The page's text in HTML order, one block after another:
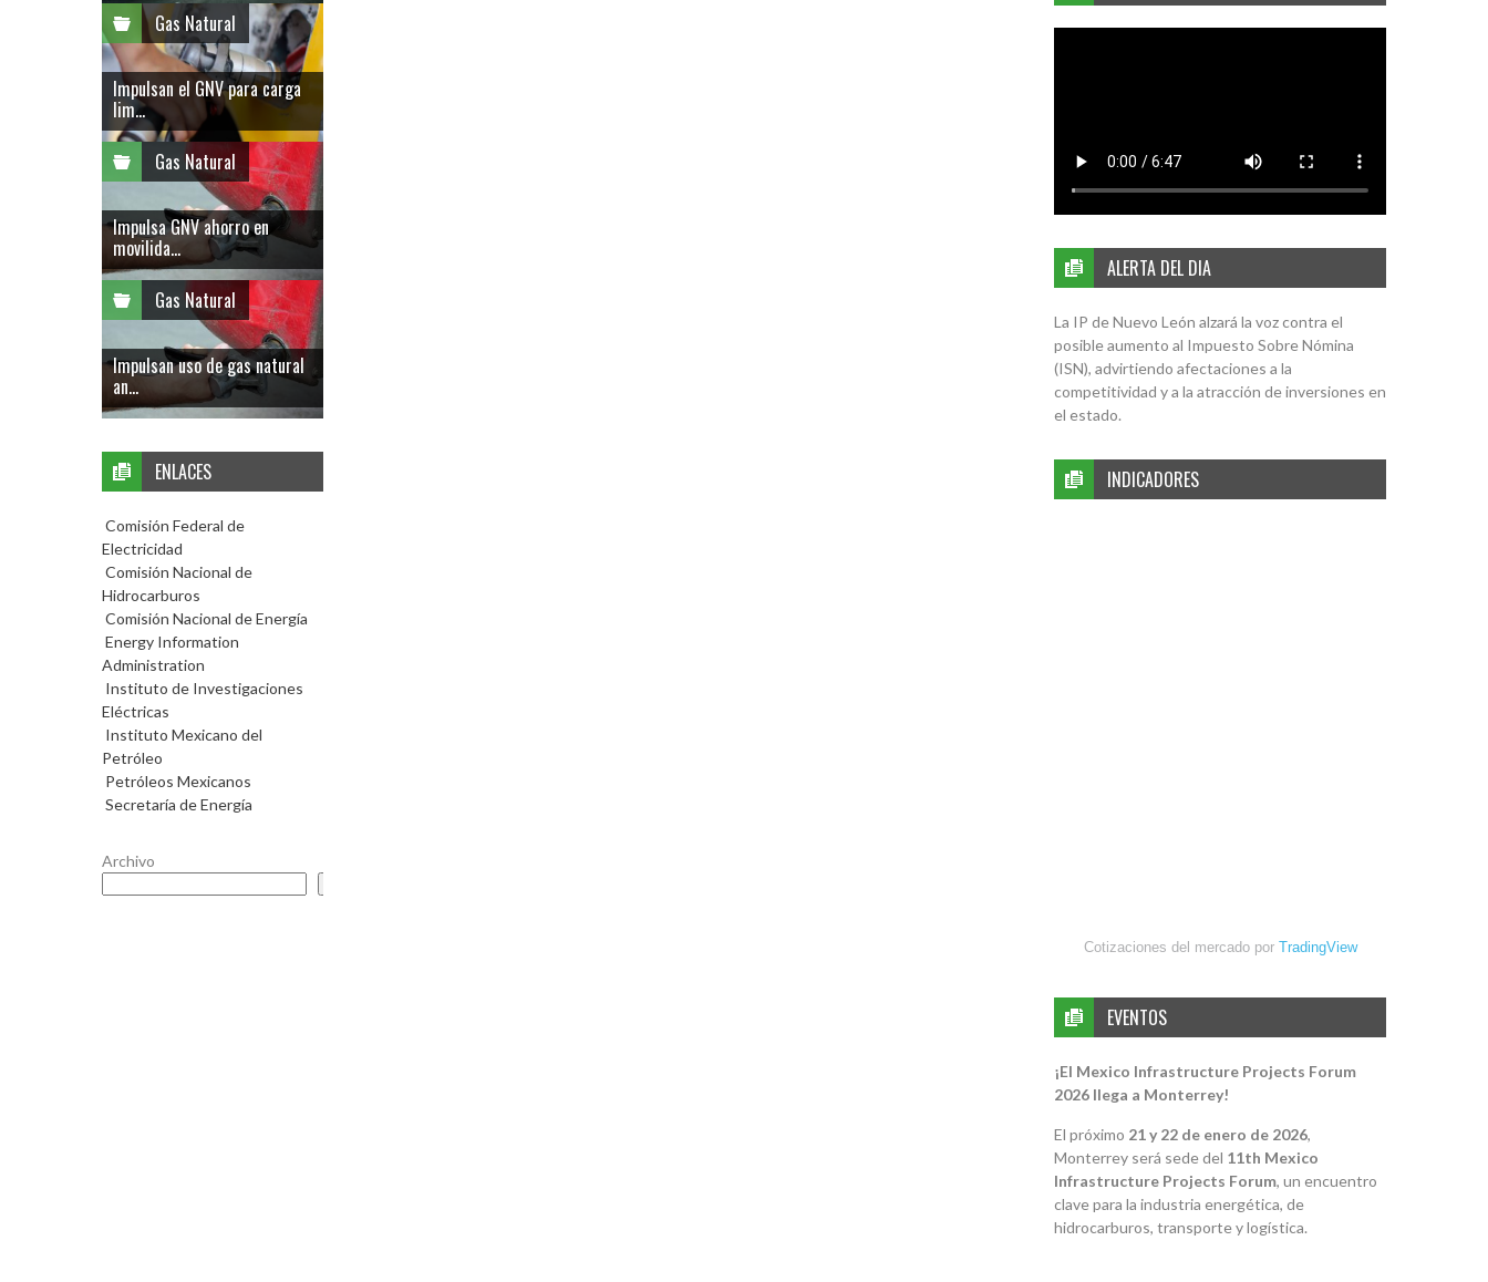
ALERTA DEL DIA
La IP de Nuevo León alzará la voz contra el
posible aumento al Impuesto Sobre Nómina
(ISN), advirtiendo afectaciones a la
competitividad y a la atracción de inversiones en
el estado.
INDICADORES
Cotizaciones del mercado por TradingView
EVENTOS
¡El Mexico Infrastructure Projects Forum
2026 llega a Monterrey!
El próximo 21 y 22 de enero de 2026,
Monterrey será sede del 11th Mexico
Infrastructure Projects Forum, un encuentro
clave para la industria energética, de
hidrocarburos, transporte y logística.
Gas Natural
Impulsan el GNV para carga
lim...
Gas Natural
Impulsa GNV ahorro en
movilida...
Gas Natural
Impulsan uso de gas natural
an...
ENLACES
Comisión Federal de
Electricidad
Comisión Nacional de
Hidrocarburos
Comisión Nacional de Energía
Energy Information
Administration
Instituto de Investigaciones
Eléctricas
Instituto Mexicano del
Petróleo
Petróleos Mexicanos
Secretaría de Energía
Archivo